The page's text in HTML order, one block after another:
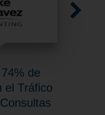
de
el Tráfico